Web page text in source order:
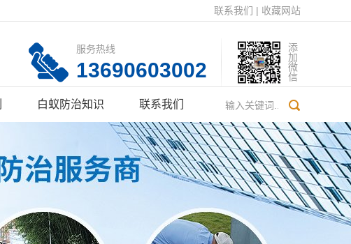
联系我们 | 收藏网站
添加微信
服务热线
13690603002
白蚁防治知识 联系我们